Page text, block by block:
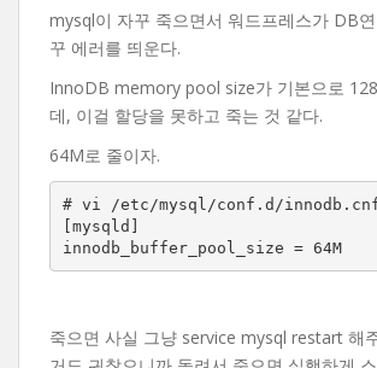
mysql이 자꾸 죽으면서 워드프레스가 DB
꾸 에러를 띄운다.
InnoDB memory pool size가 기본으로
데, 이걸 할당을 못하고 죽는 것 같다.
64M로 줄이자.
# vi /etc/mysql/conf.d/
[mysqld]
innodb_buffer_pool_size = 64M
죽으면 사실 그냥 service mysql restart 해